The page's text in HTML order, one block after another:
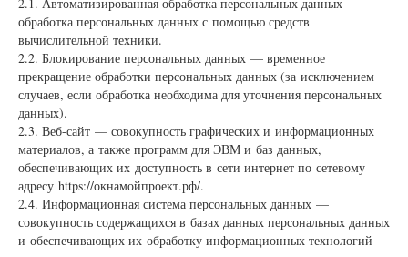
обработка персональных данных с помощью средств
вычислительной техники.
2.2. Блокирование персональных данных — временное
прекращение обработки персональных данных (за исключением
случаев, если обработка необходима для уточнения персональных
данных).
2.3. Веб-сайт — совокупность графических и информационных
материалов, а также программ для ЭВМ и баз данных,
обеспечивающих их доступность в сети интернет по сетевому
адресу https://окнамойпроект.рф/.
2.4. Информационная система персональных данных —
совокупность содержащихся в базах данных персональных данных
и обеспечивающих их обработку информационных технологий